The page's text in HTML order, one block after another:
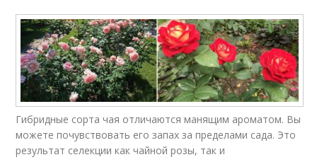
Гибридные сорта чая отличаются манящим ароматом. Вы
можете почувствовать его запах за пределами сада. Это
результат селекции как чайной розы, так и